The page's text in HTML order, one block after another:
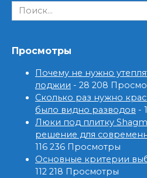
Search
for:
Просмотры
Почему не нужно
лоджии - 28 208
Сколько раз нужно
было видно разводов -
Люки под плитку
решение для
116 236 Просмотры
Основные критерии
112 218 Просмотры